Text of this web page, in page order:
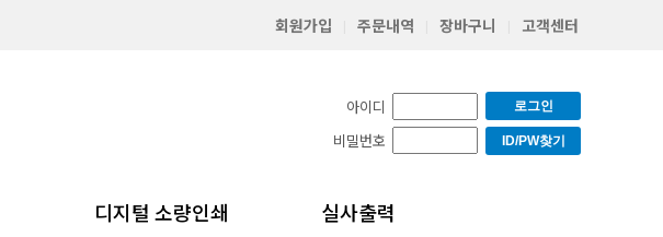
회원가입 주문내역 장바구니 고객센터
아이디
비밀번호
로그인
ID/PW찾기
디지털 소량인쇄
실사출력